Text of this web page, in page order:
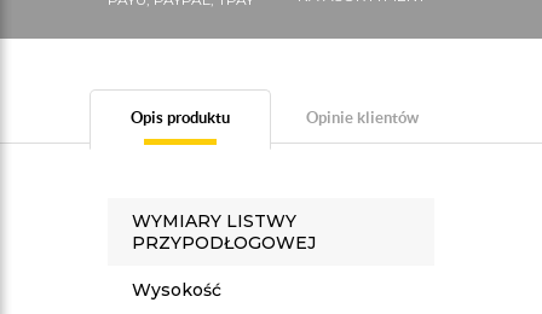
Opis produktu Opinie klientów
WYMIARY LISTWY
PRZYPODŁOGOWEJ
Wysokość